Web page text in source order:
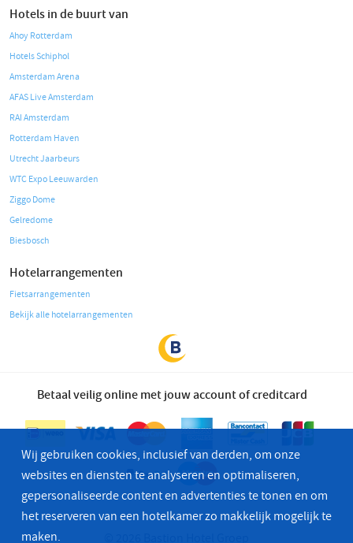
Hotels in de buurt van
Ahoy Rotterdam
Hotels Schiphol
Amsterdam Arena
AFAS Live Amsterdam
RAI Amsterdam
Rotterdam Haven
Utrecht Jaarbeurs
WTC Expo Leeuwarden
Ziggo Dome
Gelredome
Biesbosch
Hotelarrangementen
Fietsarrangementen
Bekijk alle hotelarrangementen
Betaal veilig online met jouw account of creditcard
Wij gebruiken cookies, inclusief van derden, om onze
websites en diensten te analyseren en optimaliseren,
gepersonaliseerde content en advertenties te tonen en om
het reserveren van een hotelkamer zo makkelijk mogelijk te
maken.